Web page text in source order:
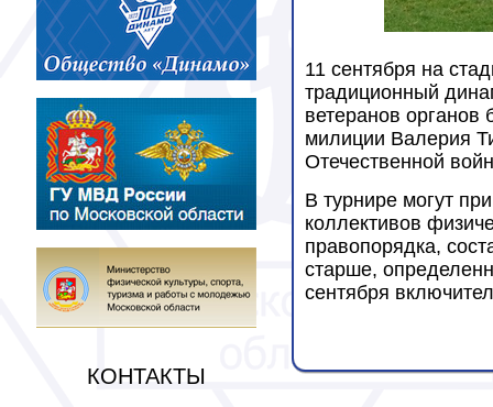
КОНТАКТЫ
11 сентября на
традиционный
ветеранов органов
милиции Валерия
Отечественной
В турнире могут
коллективов
правопорядка,
старше,
сентября